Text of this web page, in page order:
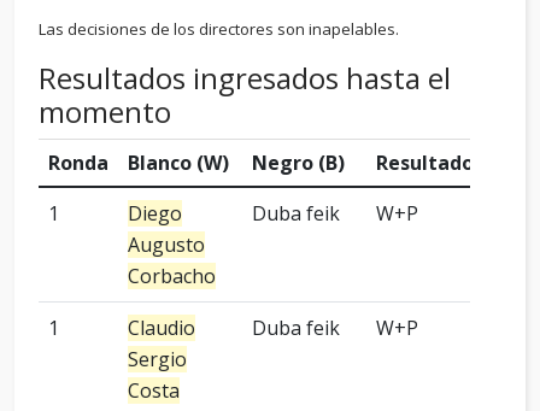
Las decisiones de los directores son inapelables.
Resultados ingresados hasta el
momento
Ronda Blanco (W) Negro (B) Resultado
1
Diego
Augusto
Corbacho
Duba feik W+P
1
Claudio
Sergio
Costa
Duba feik W+P